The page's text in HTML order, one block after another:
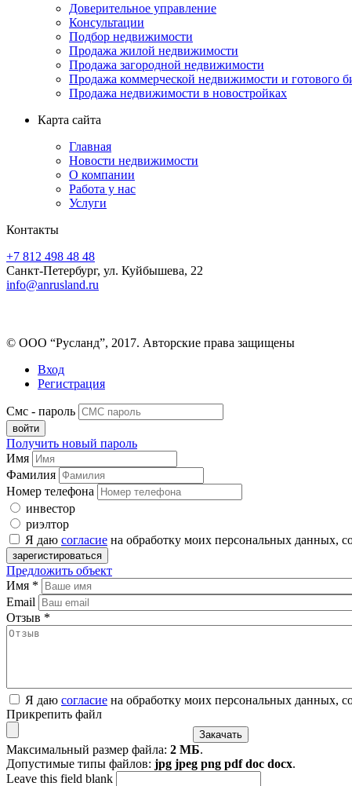
Доверительное управление
Консультации
Подбор недвижимости
Продажа жилой недвижимости
Продажа загородной недвижимости
Продажа коммерческой недвижимости и готового
Продажа недвижимости в новостройках
Карта сайта
Главная
Новости недвижимости
О компании
Работа у нас
Услуги
Контакты
+7 812 498 48 48
Санкт-Петербург, ул. Куйбышева, 22
info@anrusland.ru
© ООО “Русланд”, 2017. Авторские права защищены
Вход
Регистрация
Смс - пароль
Получить новый пароль
Имя
Фамилия
Номер телефона
инвестор
риэлтор
Я даю согласие на обработку моих персональных данных,
Предложить объект
Имя *
Email
Отзыв *
Я даю согласие на обработку моих персональных данных,
Прикрепить файл
Максимальный размер файла: 2 МБ.
Допустимые типы файлов: jpg jpeg png pdf doc docx.
Leave this field blank